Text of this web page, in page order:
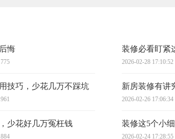
悔 装修必看盯紧
2026-02-28 17:10:52
技巧，少花几万不踩坑 新房装修有讲
2026-02-26 17:06:34
少花好几万冤枉钱 装修这5个小
2026-02-24 17:28:55